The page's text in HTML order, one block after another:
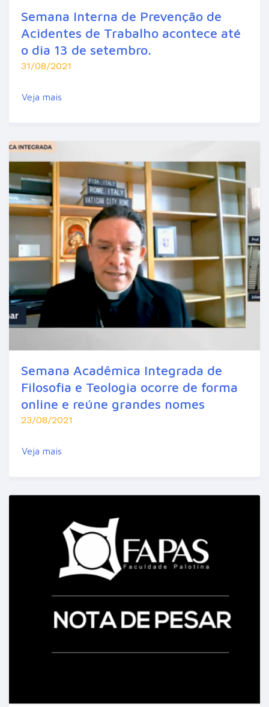
Semana Interna de Prevenção de
Acidentes de Trabalho acontece até
o dia 13 de setembro.
31/08/2021
Veja mais
Semana Acadêmica Integrada de
Filosofia e Teologia ocorre de forma
online e reúne grandes nomes
23/08/2021
Veja mais